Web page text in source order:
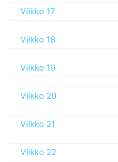
Viikko 17
Viikko 18
Viikko 19
Viikko 20
Viikko 21
Viikko 22